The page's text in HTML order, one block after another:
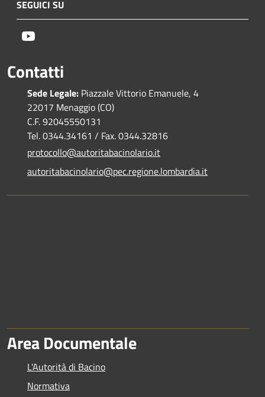
SEGUICI SU
Contatti
Sede Legale: Piazzale Vittorio Emanuele, 4
22017 Menaggio (CO)
C.F. 92045550131
Tel. 0344.34161 / Fax. 0344.32816
protocollo@autoritabacinolario.it
autoritabacinolario@pec.regione.lombardia.it
Area Documentale
L'Autorità di Bacino
Normativa